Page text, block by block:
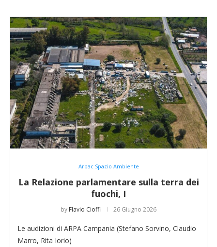
Arpac Spazio Ambiente
La Relazione parlamentare sulla terra dei
fuochi, I
by Flavio Cioffi 26 Giugno 2026
Le audizioni di ARPA Campania (Stefano Sorvino, Claudio
Marro, Rita Iorio)